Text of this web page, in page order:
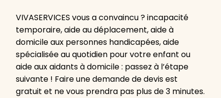
VIVASERVICES vous a convaincu ? incapacité
temporaire, aide au déplacement, aide à
domicile aux personnes handicapées, aide
spécialisée au quotidien pour votre enfant ou
aide aux aidants à domicile : passez à l’étape
suivante ! Faire une demande de devis est
gratuit et ne vous prendra pas plus de 3 minutes.